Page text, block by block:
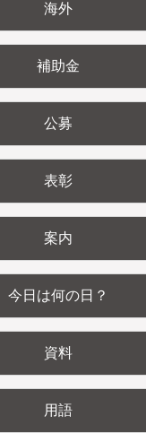
海外
補助金
公募
表彰
案内
今日は何の日？
資料
用語